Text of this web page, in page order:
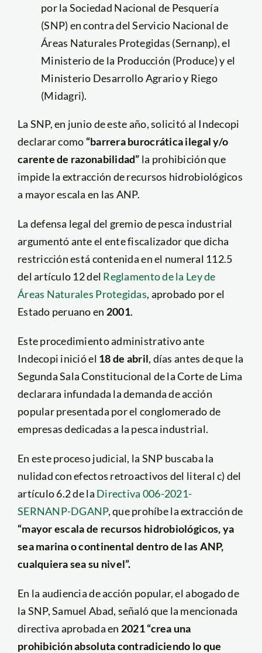
por la Sociedad Nacional de Pesquería
(SNP) en contra del Servicio Nacional de
Áreas Naturales Protegidas (Sernanp), el
Ministerio de la Producción (Produce) y el
Ministerio Desarrollo Agrario y Riego
(Midagri).
La SNP, en junio de este año, solicitó al Indecopi
declarar como “barrera burocrática ilegal y/o
carente de razonabilidad” la prohibición que
impide la extracción de recursos hidrobiológicos
a mayor escala en las ANP.
La defensa legal del gremio de pesca industrial
argumentó ante el ente fiscalizador que dicha
restricción está contenida en el numeral 112.5
del artículo 12 del Reglamento de la Ley de
Áreas Naturales Protegidas, aprobado por el
Estado peruano en 2001.
Este procedimiento administrativo ante
Indecopi inició el 18 de abril, días antes de que la
Segunda Sala Constitucional de la Corte de Lima
declarara infundada la demanda de acción
popular presentada por el conglomerado de
empresas dedicadas a la pesca industrial.
En este proceso judicial, la SNP buscaba la
nulidad con efectos retroactivos del literal c) del
artículo 6.2 de la Directiva 006-2021-
SERNANP-DGANP, que prohíbe la extracción de
“mayor escala de recursos hidrobiológicos, ya
sea marina o continental dentro de las ANP,
cualquiera sea su nivel”.
En la audiencia de acción popular, el abogado de
la SNP, Samuel Abad, señaló que la mencionada
directiva aprobada en 2021“crea una
prohibición absoluta contradiciendo lo que